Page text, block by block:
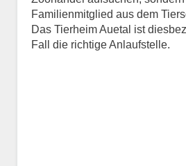
Familienmitglied aus dem
Das Tierheim Auetal ist
Fall die richtige Anlaufstelle.